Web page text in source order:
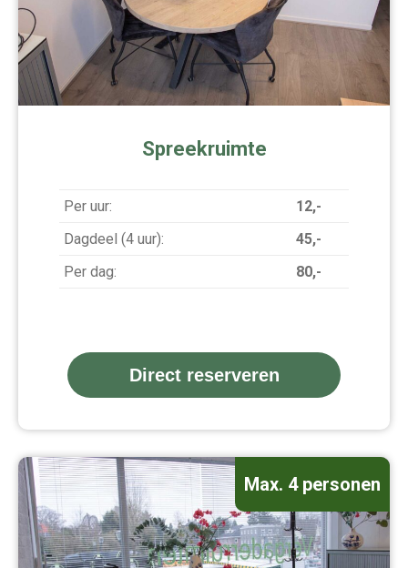
Spreekruimte
Per uur:
12,-
Dagdeel (4 uur):
45,-
Per dag:
80,-
Direct reserveren
Max. 4 personen